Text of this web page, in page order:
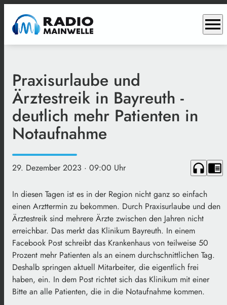
menu
Praxisurlaube und
Ärztestreik in Bayreuth -
deutlich mehr Patienten in
Notaufnahme
29. Dezember 2023 · 09:00 Uhr headphones chrome_reader_mode
In diesen Tagen ist es in der Region nicht ganz so einfach
einen Arzttermin zu bekommen. Durch Praxisurlaube und den
Ärztestreik sind mehrere Ärzte zwischen den Jahren nicht
erreichbar. Das merkt das Klinikum Bayreuth. In einem
Facebook Post schreibt das Krankenhaus von teilweise 50
Prozent mehr Patienten als an einem durchschnittlichen Tag.
Deshalb springen aktuell Mitarbeiter, die eigentlich frei
haben, ein. In dem Post richtet sich das Klinikum mit einer
Bitte an alle Patienten, die in die Notaufnahme kommen.